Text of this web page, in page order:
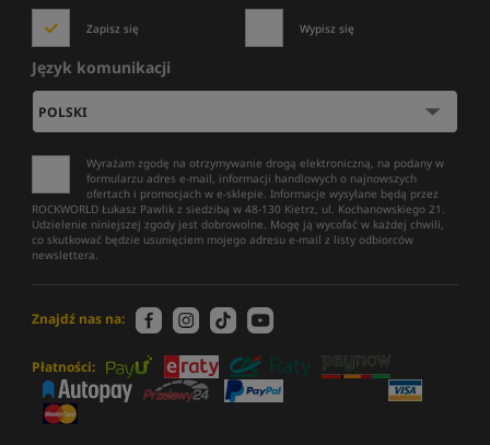
Zapisz się Wypisz się
Język komunikacji
Wyrażam zgodę na otrzymywanie drogą elektroniczną, na podany w
formularzu adres e-mail, informacji handlowych o najnowszych
ofertach i promocjach w e-sklepie. Informacje wysyłane będą przez
ROCKWORLD Łukasz Pawlik z siedzibą w 48-130 Kietrz, ul. Kochanowskiego 21.
Udzielenie niniejszej zgody jest dobrowolne. Mogę ją wycofać w każdej chwili,
co skutkować będzie usunięciem mojego adresu e-mail z listy odbiorców
newslettera.
Znajdź nas na:
Płatności: